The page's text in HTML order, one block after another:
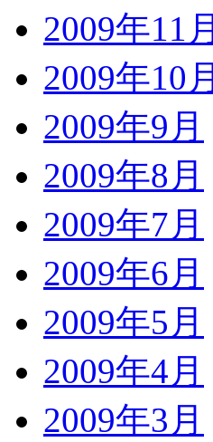
2009年11月
2009年10月
2009年9月
2009年8月
2009年7月
2009年6月
2009年5月
2009年4月
2009年3月